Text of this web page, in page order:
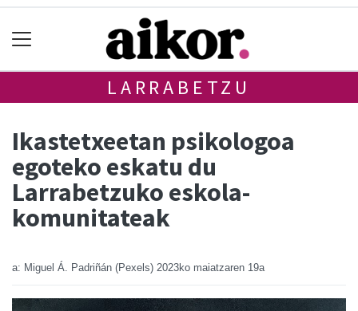
LARRABETZU
Ikastetxeetan psikologoa
egoteko eskatu du
Larrabetzuko eskola-
komunitateak
a: Miguel Á. Padriñán (Pexels) 2023ko maiatzaren 19a